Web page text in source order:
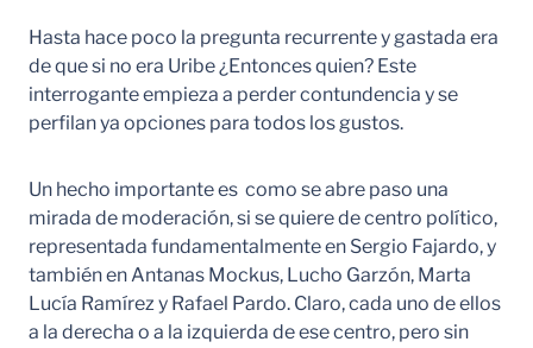
Hasta hace poco la pregunta recurrente y gastada era
de que si no era Uribe ¿Entonces quien? Este
interrogante empieza a perder contundencia y se
perfilan ya opciones para todos los gustos.
Un hecho importante es como se abre paso una
mirada de moderación, si se quiere de centro político,
representada fundamentalmente en Sergio Fajardo, y
también en Antanas Mockus, Lucho Garzón, Marta
Lucía Ramírez y Rafael Pardo. Claro, cada uno de ellos
a la derecha o a la izquierda de ese centro, pero sin